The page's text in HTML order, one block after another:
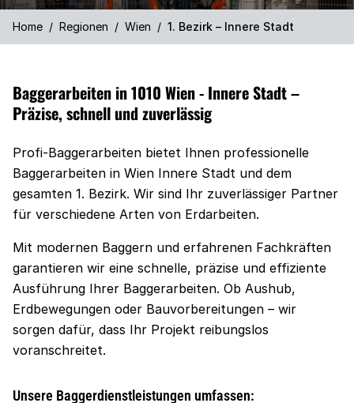
Home / Regionen / Wien / 1. Bezirk – Innere Stadt
Baggerarbeiten in 1010 Wien - Innere Stadt –
Präzise, schnell und zuverlässig
Profi-Baggerarbeiten bietet Ihnen professionelle
Baggerarbeiten in Wien Innere Stadt und dem
gesamten 1. Bezirk. Wir sind Ihr zuverlässiger Partner
für verschiedene Arten von Erdarbeiten.
Mit modernen Baggern und erfahrenen Fachkräften
garantieren wir eine schnelle, präzise und effiziente
Ausführung Ihrer Baggerarbeiten. Ob Aushub,
Erdbewegungen oder Bauvorbereitungen – wir
sorgen dafür, dass Ihr Projekt reibungslos
voranschreitet.
Unsere Baggerdienstleistungen umfassen: